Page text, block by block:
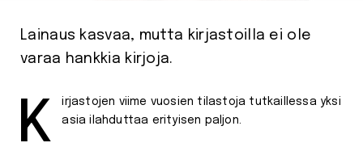
Lainaus kasvaa, mutta kirjastoilla ei ole
varaa hankkia kirjoja.
Kirjastojen viime vuosien tilastoja tutkaillessa yksi asia ilahduttaa erityisen paljon.